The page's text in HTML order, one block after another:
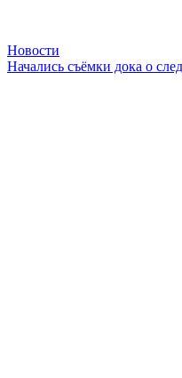
Новости
Начались съёмки дока о